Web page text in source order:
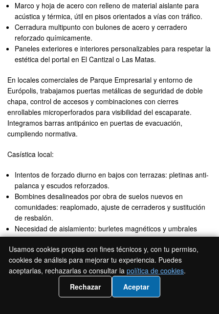
Marco y hoja de acero con relleno de material aislante para
acústica y térmica, útil en pisos orientados a vías con tráfico.
Cerradura multipunto con bulones de acero y cerradero
reforzado químicamente.
Paneles exteriores e interiores personalizables para respetar la
estética del portal en El Cantizal o Las Matas.
En locales comerciales de Parque Empresarial y entorno de
Európolis, trabajamos puertas metálicas de seguridad de doble
chapa, control de accesos y combinaciones con cierres
enrollables microperforados para visibilidad del escaparate.
Integramos barras antipánico en puertas de evacuación,
cumpliendo normativa.
Casística local:
Intentos de forzado diurno en bajos con terrazas: pletinas anti-
palanca y escudos reforzados.
Bombines desalineados por obra de suelos nuevos en
comunidades: reaplomado, ajuste de cerraderos y sustitución
de resbalón.
Necesidad de aislamiento: burletes magnéticos y umbrales
automáticos.
Entrega con control de copias, tarjeta de propiedad y hoja de
mantenimiento. Coordinamos con administradores para
consensuar acabados y horarios de instalación sin molestar a
📲 Llámanos 919931095
Usamos cookies propias con fines técnicos y, con tu permiso,
cookies de análisis para mejorar tu experiencia. Puedes
aceptarlas, rechazarlas o consultar la política de cookies.
Rechazar
Aceptar